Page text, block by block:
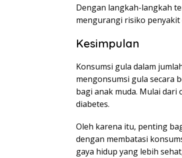
Dengan langkah-langkah
mengurangi risiko penyakit
Kesimpulan
Konsumsi gula dalam
mengonsumsi gula secara
bagi anak muda. Mulai
diabetes.
Oleh karena itu, penting
dengan membatasi
gaya hidup yang lebih